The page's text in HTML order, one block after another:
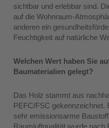
sichtbar und erlebbar sind.
auf die Wohnraum-
anderen ein
Feuchtigkeit auf natürliche
Welchen Wert haben Sie
Baumaterialien gelegt?
Das Holz stammt aus
PEFC/FSC gekennzeichnet.
sehr emissionsarme